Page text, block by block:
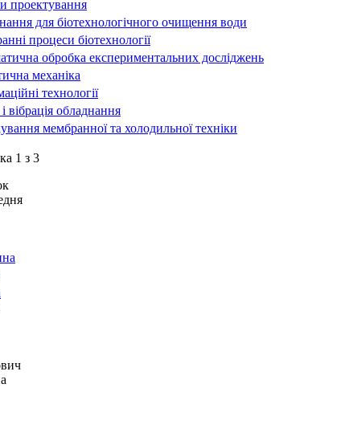
проектування
для біотехнологічного очищення води
процеси біотехнології
обробка експериментальних досліджень
механіка
технології
обладнання
мембранної та холодильної техніки
1 з 3